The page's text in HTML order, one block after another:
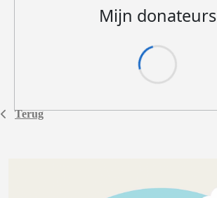
Terug
Mijn donateurs